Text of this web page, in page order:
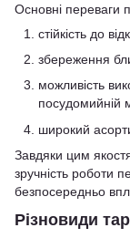
Основні переваги
стійкість до
збереження
можливість
посудомийній
широкий
Завдяки цим
зручність роботи
безпосередньо
Різновиди